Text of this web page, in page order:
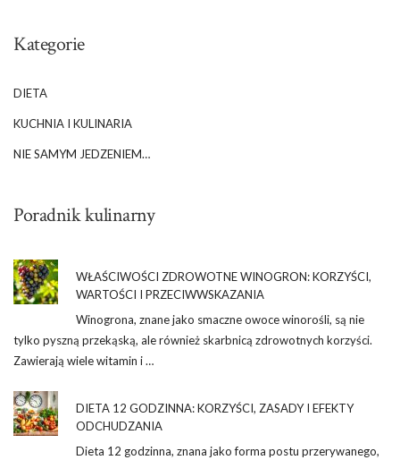
Kategorie
DIETA
KUCHNIA I KULINARIA
NIE SAMYM JEDZENIEM…
Poradnik kulinarny
WŁAŚCIWOŚCI ZDROWOTNE WINOGRON: KORZYŚCI,
WARTOŚCI I PRZECIWWSKAZANIA
Winogrona, znane jako smaczne owoce winorośli, są nie
tylko pyszną przekąską, ale również skarbnicą zdrowotnych korzyści.
Zawierają wiele witamin i …
DIETA 12 GODZINNA: KORZYŚCI, ZASADY I EFEKTY
ODCHUDZANIA
Dieta 12 godzinna, znana jako forma postu przerywanego,